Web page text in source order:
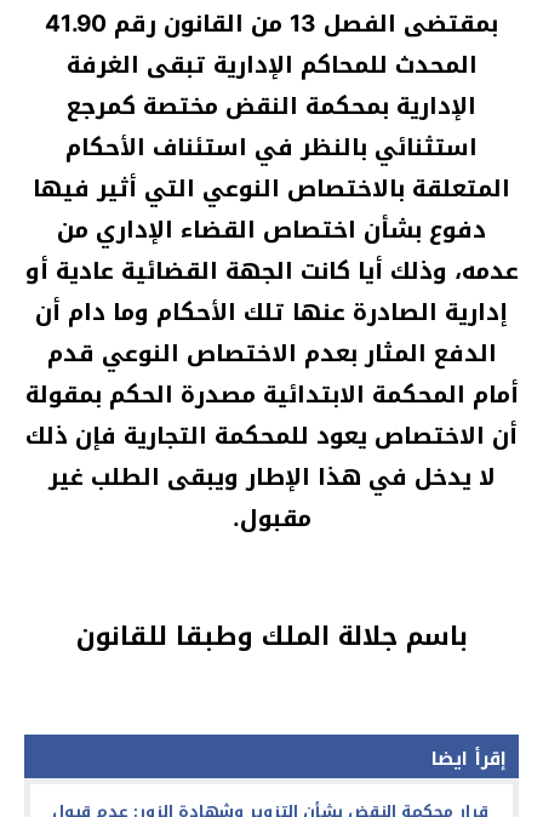
بمقتضى الفصل 13 من القانون رقم 41.90
المحدث للمحاكم الإدارية تبقى الغرفة
الإدارية بمحكمة النقض مختصة كمرجع
استثنائي بالنظر في استئناف الأحكام
المتعلقة بالاختصاص النوعي التي أثير فيها
دفوع بشأن اختصاص القضاء الإداري من
عدمه، وذلك أيا كانت الجهة القضائية عادية أو
إدارية الصادرة عنها تلك الأحكام وما دام أن
الدفع المثار بعدم الاختصاص النوعي قدم
أمام المحكمة الابتدائية مصدرة الحكم بمقولة
أن الاختصاص يعود للمحكمة التجارية فإن ذلك
لا يدخل في هذا الإطار ويبقى الطلب غير
مقبول.
باسم جلالة الملك وطبقا للقانون
إقرأ ايضا